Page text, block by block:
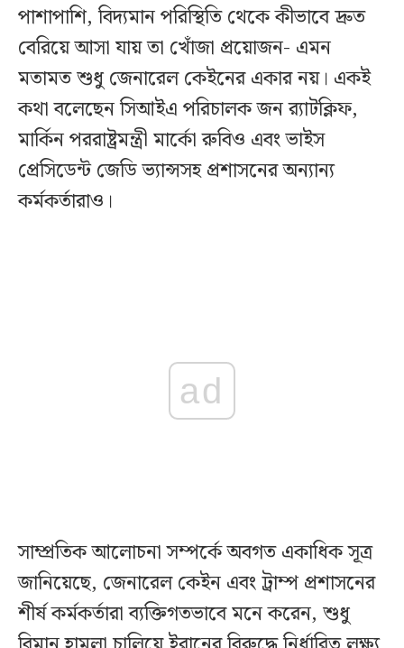
পাশাপাশি, বিদ্যমান পরিস্থিতি থেকে কীভাবে দ্রুত
বেরিয়ে আসা যায় তা খোঁজা প্রয়োজন- এমন
মতামত শুধু জেনারেল কেইনের একার নয়। একই
কথা বলেছেন সিআইএ পরিচালক জন র‍্যাটক্লিফ,
মার্কিন পররাষ্ট্রমন্ত্রী মার্কো রুবিও এবং ভাইস
প্রেসিডেন্ট জেডি ভ্যান্সসহ প্রশাসনের অন্যান্য
কর্মকর্তারাও।
ad
সাম্প্রতিক আলোচনা সম্পর্কে অবগত একাধিক সূত্র
জানিয়েছে, জেনারেল কেইন এবং ট্রাম্প প্রশাসনের
শীর্ষ কর্মকর্তারা ব্যক্তিগতভাবে মনে করেন, শুধু